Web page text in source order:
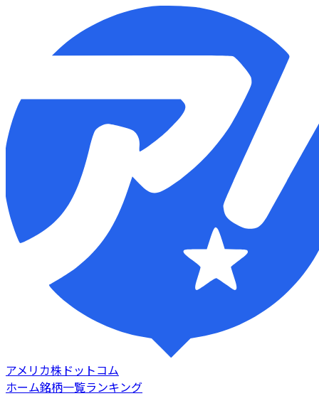
アメリカ株ドットコム
ホーム銘柄一覧ランキング